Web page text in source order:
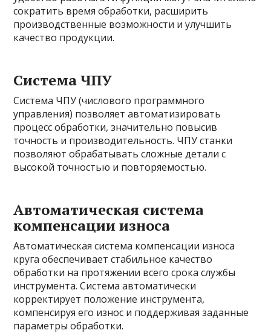
сократить время обработки, расширить
производственные возможности и улучшить
качество продукции.
Система ЧПУ
Система ЧПУ (числового программного
управления) позволяет автоматизировать
процесс обработки, значительно повысив
точность и производительность. ЧПУ станки
позволяют обрабатывать сложные детали с
высокой точностью и повторяемостью.
Автоматическая система
компенсации износа
Автоматическая система компенсации износа
круга обеспечивает стабильное качество
обработки на протяжении всего срока службы
инструмента. Система автоматически
корректирует положение инструмента,
компенсируя его износ и поддерживая заданные
параметры обработки.